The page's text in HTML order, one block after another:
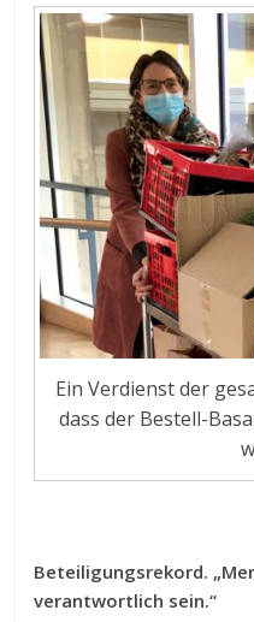
Ein Verdienst der
dass der Bestell-
Beteiligungsrekord.
verantwortlich sein.“